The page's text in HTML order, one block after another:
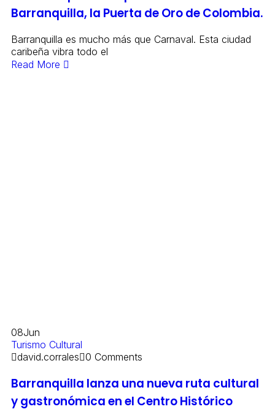
Barranquilla, la Puerta de Oro de Colombia.
Barranquilla es mucho más que Carnaval. Esta ciudad
caribeña vibra todo el
Read More
08Jun
Turismo Cultural
david.corrales 0 Comments
Barranquilla lanza una nueva ruta cultural
y gastronómica en el Centro Histórico